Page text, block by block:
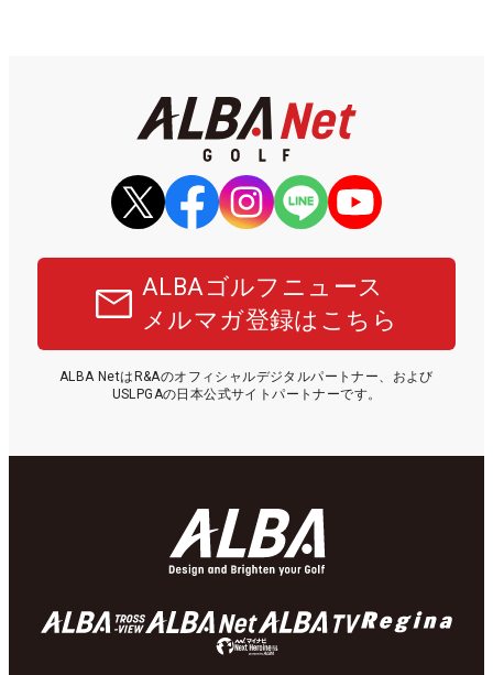
ALBAゴルフニュース
メルマガ登録はこちら
ALBA NetはR&Aのオフィシャルデジタルパートナー、および
USLPGAの日本公式サイトパートナーです。